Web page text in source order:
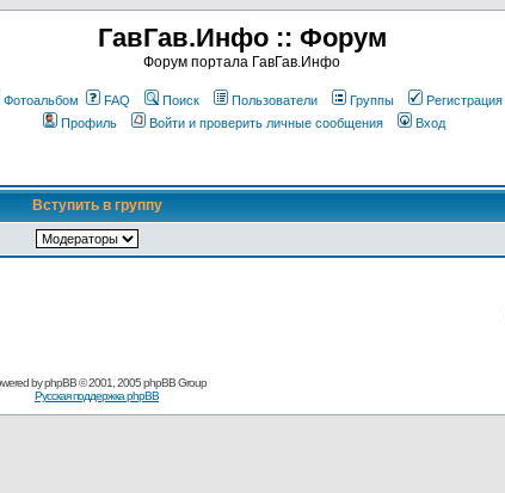
ГавГав.Инфо :: Форум
Форум портала ГавГав.Инфо
Фотоальбом FAQ Поиск Пользователи Группы
Регистрация
Профиль
Войти и проверить личные сообщения Вход
Вступить в группу
byphpBB© 2001, 2005 phpBB Group
Русская поддержка phpBB